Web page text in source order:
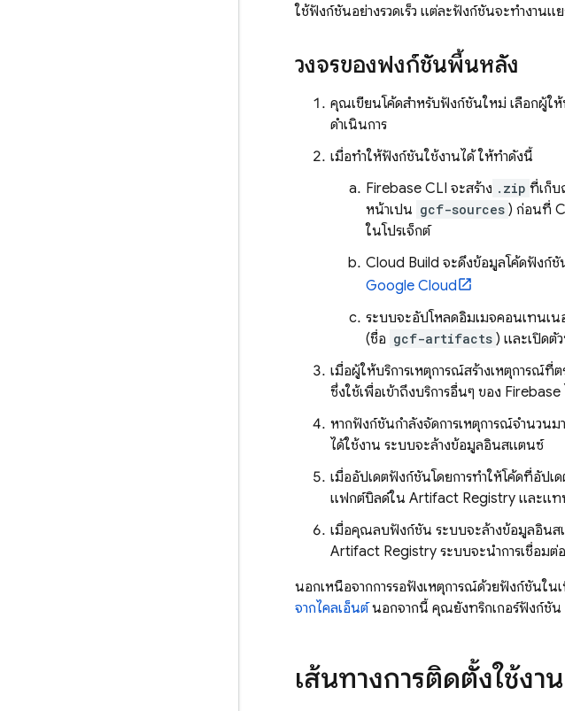
ใช้ฟังก์ชันอย่างรวดเร็ว แต่ละฟังก์ชันจะทำงาน
วงจรของฟังก์ชันพื้นหลัง
คุณเขียนโค้ดสำหรับฟังก์ชันใหม่ เลือกผู้ให้
ดำเนินการ
เมื่อทำให้ฟังก์ชันใช้งานได้ ให้ทำดังนี้
Firebase CLI จะสร้าง .zip ที่เก็บ
หน้าเป็น gcf-sources ) ก่อนที่
ในโปรเจ็กต์
Cloud Build จะดึงข้อมูลโค้ดฟังก์
Google Cloud
ระบบจะอัปโหลดอิมเมจคอนเทนเน
(ชื่อ gcf-artifacts ) และเปิดตั
เมื่อผู้ให้บริการเหตุการณ์สร้างเหตุการณ์
ซึ่งใช้เพื่อเข้าถึงบริการอื่นๆ ของ Firebase
หากฟังก์ชันกำลังจัดการเหตุการณ์จำนวน
ได้ใช้งาน ระบบจะล้างข้อมูลอินสแตนซ์
เมื่ออัปเดตฟังก์ชันโดยการทำให้โค้ดที่อัปเ
แฟกต์บิลด์ใน Artifact Registry และแท
เมื่อคุณลบฟังก์ชัน ระบบจะล้างข้อมูลอินส
Artifact Registry ระบบจะนำการเชื่อม
นอกเหนือจากการรอฟังเหตุการณ์ด้วยฟังก์ชันใน
จากไคลเอ็นต์นอกจากนี้ คุณยังทริกเกอร์ฟังก์ชัน
เส้นทางการติดตั้งใช้งาน